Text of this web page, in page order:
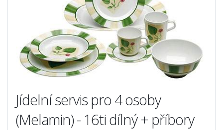
Jídelní servis pro 4 osoby
(Melamin) - 16ti dílný + příbory